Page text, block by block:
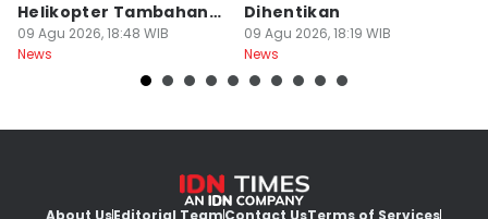
Helikopter Tambahan
Diterjunkan
09 Agu 2026, 18:48 WIB
News
Dihentikan
09 Agu 2026, 18:19 WIB
News
About UsEditorial TeamContact UsTerms of Services